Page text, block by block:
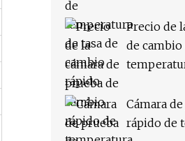
Precio de
de
Cámara
rápido de